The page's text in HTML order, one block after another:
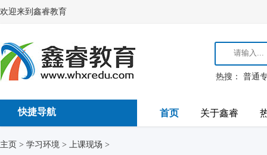
欢迎来到鑫睿教育
热搜： 普通
快捷导航 首页 关于鑫睿
主页 > 学习环境 > 上课现场 >